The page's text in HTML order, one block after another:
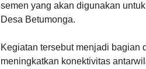
semen yang akan digunakan
Desa Betumonga.
Kegiatan tersebut menjadi bagian
meningkatkan konektivitas